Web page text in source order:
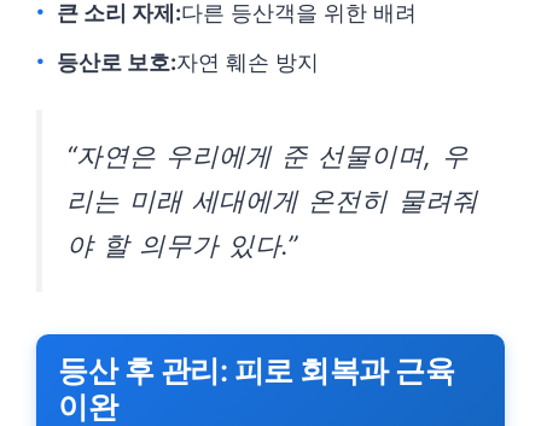
큰 소리 자제:다른 등산객을 위한 배려
등산로 보호:자연 훼손 방지
“자연은 우리에게 준 선물이며, 우
리는 미래 세대에게 온전히 물려줘
야 할 의무가 있다.”
등산 후 관리: 피로 회복과 근육
이완